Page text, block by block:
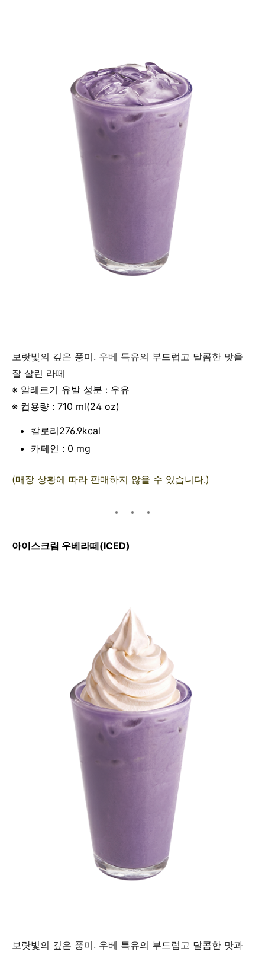
보랏빛의 깊은 풍미. 우베 특유의 부드럽고 달콤한 맛을
잘 살린 라떼
※ 알레르기 유발 성분 : 우유
※ 컵용량 : 710 ml(24 oz)
칼로리276.9kcal
카페인 : 0 mg
(매장 상황에 따라 판매하지 않을 수 있습니다.)
아이스크림 우베라떼(ICED)
보랏빛의 깊은 풍미. 우베 특유의 부드럽고 달콤한 맛과